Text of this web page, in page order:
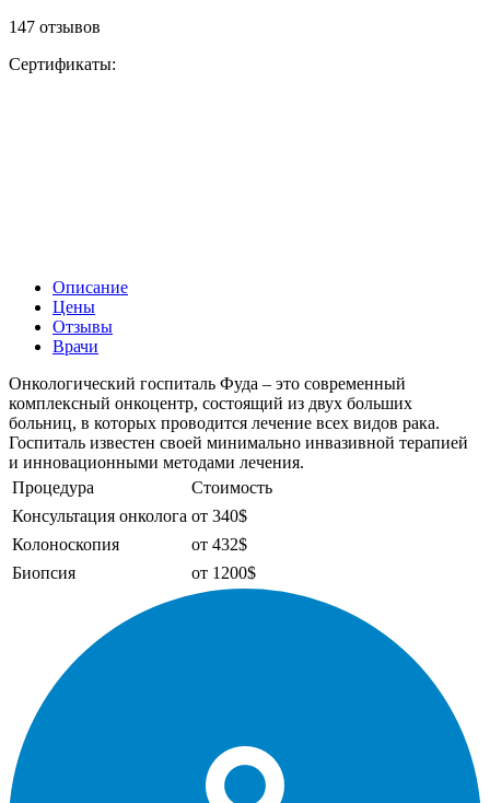
147 отзывов
Сертификаты:
Описание
Цены
Отзывы
Врачи
Онкологический госпиталь Фуда – это современный
комплексный онкоцентр, состоящий из двух больших
больниц, в которых проводится лечение всех видов рака.
Госпиталь известен своей минимально инвазивной терапией
и инновационными методами лечения.
Процедура
Стоимость
Консультация онколога от 340$
Колоноскопия
от 432$
Биопсия
от 1200$